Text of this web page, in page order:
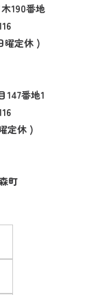
190番地
曜定休 )
147番地1
定休 )
町